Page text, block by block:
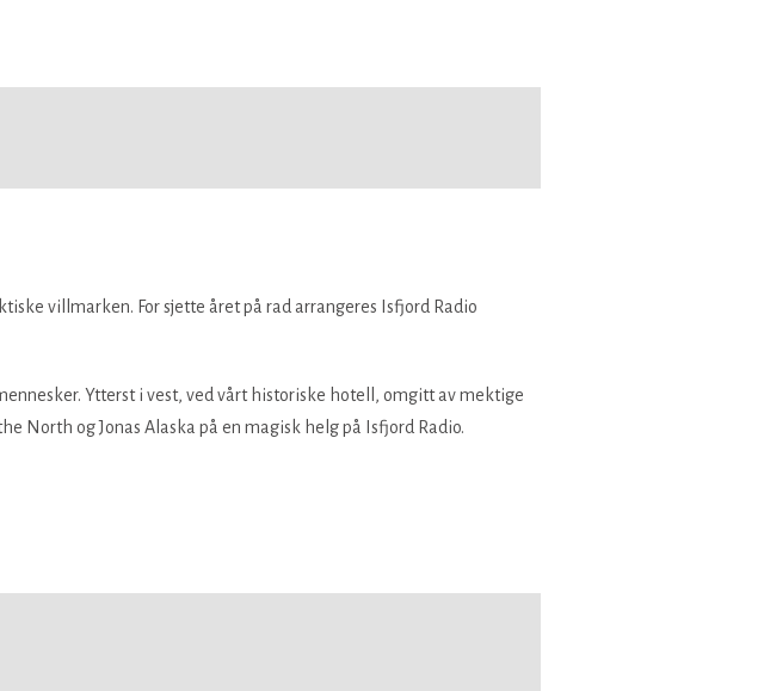
villmarken. For sjette året på rad arrangeres Isfjord Radio
Ytterst i vest, ved vårt historiske hotell, omgitt av mektige
North og Jonas Alaska på en magisk helg på Isfjord Radio.